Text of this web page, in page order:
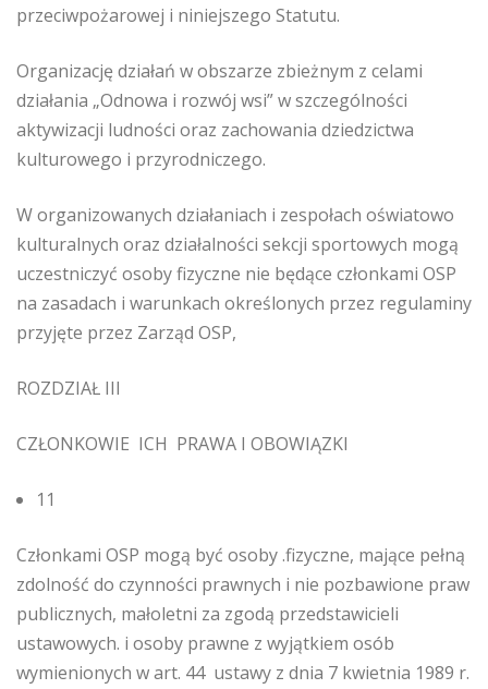
przeciwpożarowej i niniejszego Statutu.
Organizację działań w obszarze zbieżnym z celami
działania „Odnowa i rozwój wsi” w szczególności
aktywizacji ludności oraz zachowania dziedzictwa
kulturowego i przyrodniczego.
W organizowanych działaniach i zespołach oświatowo
kulturalnych oraz działalności sekcji sportowych mogą
uczestniczyć osoby fizyczne nie będące członkami OSP
na zasadach i warunkach określonych przez regulaminy
przyjęte przez Zarząd OSP,
ROZDZIAŁ III
CZŁONKOWIE ICH PRAWA I OBOWIĄZKI
11
Członkami OSP mogą być osoby .fizyczne, mające pełną
zdolność do czynności prawnych i nie pozbawione praw
publicznych, małoletni za zgodą przedstawicieli
ustawowych. i osoby prawne z wyjątkiem osób
wymienionych w art. 44 ustawy z dnia 7 kwietnia 1989 r.